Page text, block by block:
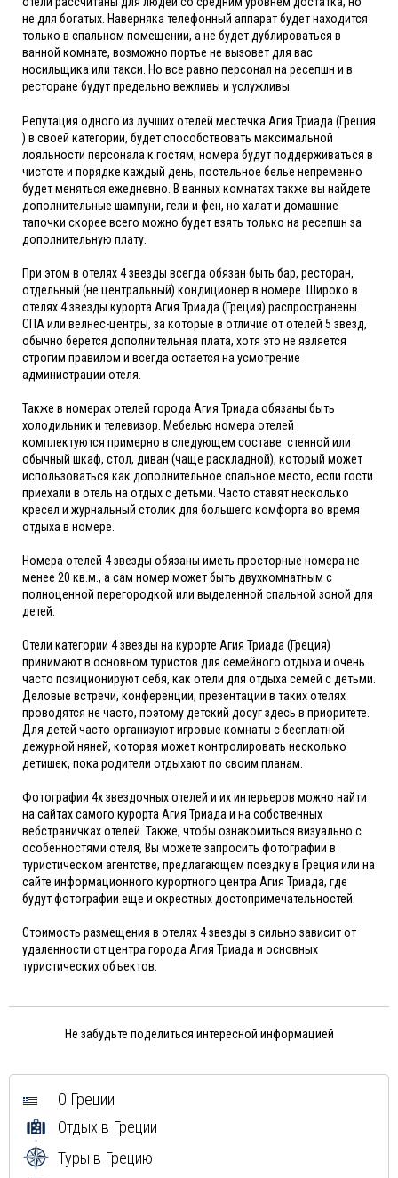
не для богатых. Наверняка телефонный аппарат будет находится
только в спальном помещении, а не будет дублироваться в
ванной комнате, возможно портье не вызовет для вас
носильщика или такси. Но все равно персонал на ресепшн и в
ресторане будут предельно вежливы и услужливы.
Репутация одного из лучших отелей местечка Агия Триада (Греция
) в своей категории, будет способствовать максимальной
лояльности персонала к гостям, номера будут поддерживаться в
чистоте и порядке каждый день, постельное белье непременно
будет меняться ежедневно. В ванных комнатах также вы найдете
дополнительные шампуни, гели и фен, но халат и домашние
тапочки скорее всего можно будет взять только на ресепшн за
дополнительную плату.
При этом в отелях 4 звезды всегда обязан быть бар, ресторан,
отдельный (не центральный) кондиционер в номере. Широко в
отелях 4 звезды курорта Агия Триада (Греция) распространены
СПА или велнес-центры, за которые в отличие от отелей 5 звезд,
обычно берется дополнительная плата, хотя это не является
строгим правилом и всегда остается на усмотрение
администрации отеля.
Также в номерах отелей города Агия Триада обязаны быть
холодильник и телевизор. Мебелью номера отелей
комплектуются примерно в следующем составе: стенной или
обычный шкаф, стол, диван (чаще раскладной), который может
использоваться как дополнительное спальное место, если гости
приехали в отель на отдых с детьми. Часто ставят несколько
кресел и журнальный столик для большего комфорта во время
отдыха в номере.
Номера отелей 4 звезды обязаны иметь просторные номера не
менее 20 кв.м., а сам номер может быть двухкомнатным с
полноценной перегородкой или выделенной спальной зоной для
детей.
Отели категории 4 звезды на курорте Агия Триада (Греция)
принимают в основном туристов для семейного отдыха и очень
часто позиционируют себя, как отели для отдыха семей с детьми.
Деловые встречи, конференции, презентации в таких отелях
проводятся не часто, поэтому детский досуг здесь в приоритете.
Для детей часто организуют игровые комнаты с бесплатной
дежурной няней, которая может контролировать несколько
детишек, пока родители отдыхают по своим планам.
Фотографии 4х звездочных отелей и их интерьеров можно найти
на сайтах самого курорта Агия Триада и на собственных
вебстраничках отелей. Также, чтобы ознакомиться визуально с
особенностями отеля, Вы можете запросить фотографии в
туристическом агентстве, предлагающем поездку в Греция или на
сайте информационного курортного центра Агия Триада, где
будут фотографии еще и окрестных достопримечательностей.
Стоимость размещения в отелях 4 звезды в сильно зависит от
удаленности от центра города Агия Триада и основных
туристических объектов.
Не забудьте поделиться интересной информацией
О Греции
Отдых в Греции
Туры в Грецию